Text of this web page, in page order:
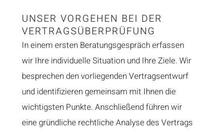
UNSER VORGEHEN BEI DER
VERTRAGSÜBERPRÜFUNG
In einem ersten Beratungsgespräch erfassen
wir Ihre individuelle Situation und Ihre Ziele. Wir
besprechen den vorliegenden Vertragsentwurf
und identifizieren gemeinsam mit Ihnen die
wichtigsten Punkte. Anschließend führen wir
eine gründliche rechtliche Analyse des Vertrags